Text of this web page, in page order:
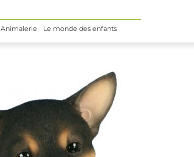
Animalerie Le monde des enfants